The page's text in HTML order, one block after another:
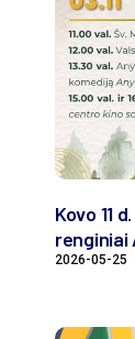
Kovo 11
renginiai
2026-05-25